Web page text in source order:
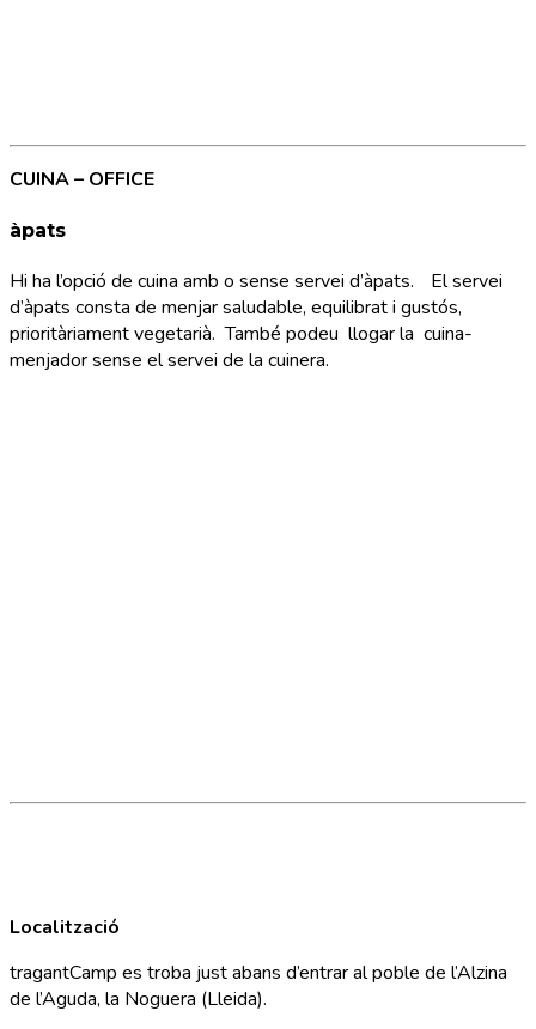
CUINA – OFFICE
àpats
Hi ha l’opció de cuina amb o sense servei d’àpats. El servei
d’àpats consta de menjar saludable, equilibrat i gustós,
prioritàriament vegetarià. També podeu llogar la cuina-
menjador sense el servei de la cuinera.
Localització
tragantCamp es troba just abans d’entrar al poble de l’Alzina
de l’Aguda, la Noguera (Lleida).